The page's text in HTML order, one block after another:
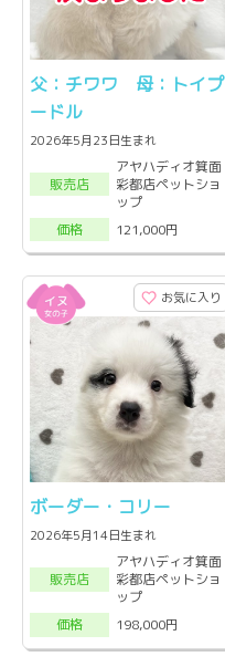
父：チワワ 母：トイプ
ードル
2026年5月23日生まれ
販売店
アヤハディオ箕面
彩都店ペットショ
ップ
価格
121,000円
お気に入り
ボーダー・コリー
2026年5月14日生まれ
販売店
アヤハディオ箕面
彩都店ペットショ
ップ
価格
198,000円